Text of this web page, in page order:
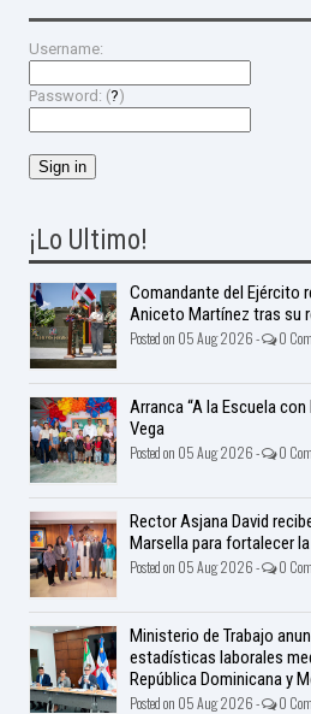
Username:
Password: (?)
¡Lo Ultimo!
Comandante del Ejército
Aniceto Martínez tras su
Posted on 05 Aug 2026 - 0
Arranca “A la Escuela
Vega
Posted on 05 Aug 2026 - 0
Rector Asjana David
Marsella para fortalecer
Posted on 05 Aug 2026 - 0
Ministerio de Trabajo
estadísticas laborales
República Dominicana y
Posted on 05 Aug 2026 - 0